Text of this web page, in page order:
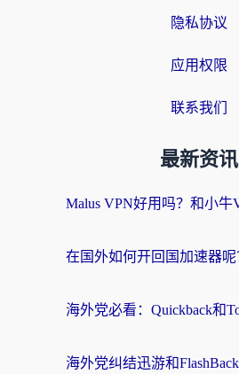
隐私协议
应用权限
联系我们
最新资讯